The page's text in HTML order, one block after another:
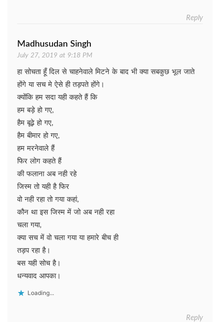
Reply
Madhusudan Singh
July 27, 2019 at 9:18 PM
हा सोचता हूँ दिल से चाहनेवाले मिटने के बाद भी क्या सबकुछ भूल जाते
होंगे या सच मे ऐसे ही तड़पते होंगे।
क्योंकि हम सदा यही कहते हैं कि
हम बड़े हो गए,
हैम बूढ़े हो गए,
हैम बीमार हो गए,
हम मरनेवाले हैं
फिर लोग कहते हैं
की फलाना अब नही रहे
जिस्म तो यही है फिर
वो नही रहा तो गया कहां,
कौन था इस जिस्म में जो अब नही रहा
चला गया,
क्या सच में वो चला गया या हमारे बीच ही
तड़प रहा है।
बस यही सोच है।
धन्यवाद आपका।
Loading...
Reply